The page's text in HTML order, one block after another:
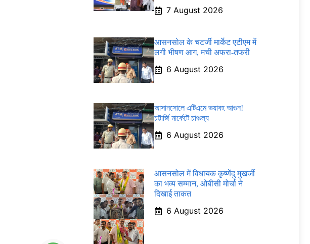
7 August 2026
आसनसोल के चटर्जी मार्केट एटीएम में
लगी भीषण आग, मची अफरा-तफरी
6 August 2026
আসানসোলে এটিএমে ভয়াবহ আগুন!
চট্টার্জি মার্কেটে চাঞ্চল্য
6 August 2026
आसनसोल में विधायक कृष्णेंदु मुखर्जी
का भव्य सम्मान, ओबीसी मोर्चा ने
दिखाई ताकत
6 August 2026